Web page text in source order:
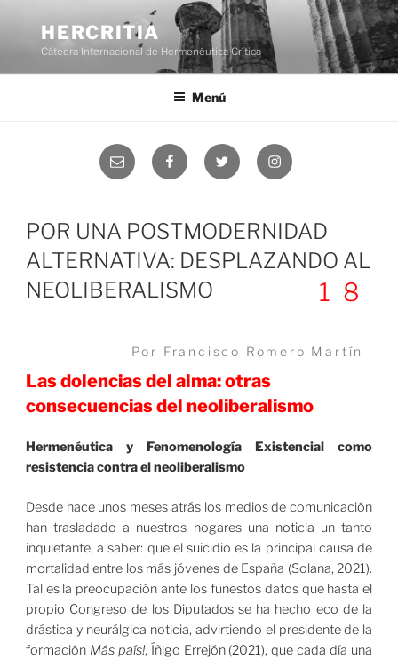
contenido
HERCRITIA
Cátedra Internacional de Hermenéutica Crítica
Menú
POR UNA POSTMODERNIDAD
ALTERNATIVA: DESPLAZANDO AL
NEOLIBERALISMO
18
Por Francisco Romero Martín
Las dolencias del alma: otras
consecuencias del neoliberalismo
Hermenéutica y Fenomenología Existencial como
resistencia contra el neoliberalismo
Desde hace unos meses atrás los medios de comunicación
han trasladado a nuestros hogares una noticia un tanto
inquietante, a saber: que el suicidio es la principal causa de
mortalidad entre los más jóvenes de España (Solana, 2021).
Tal es la preocupación ante los funestos datos que hasta el
propio Congreso de los Diputados se ha hecho eco de la
drástica y neurálgica noticia, advirtiendo el presidente de la
formación Más país!, Íñigo Errejón (2021), que cada día una
Correo
electrónico
FacebookTwitter Instagram